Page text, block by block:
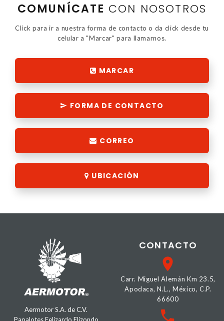
COMUNÍCATE CON NOSOTROS
Click para ir a nuestra forma de contacto o da click desde tu
celular a "Marcar" para llamarnos.
MARCAR
FORMA DE CONTACTO
CORREO
UBICACIÓN
Aermotor S.A. de C.V.
Papalotes Felizardo Elizondo
CONTACTO
Carr. Miguel Alemán Km 23.5,
Apodaca, N.L., México, C.P.
66600